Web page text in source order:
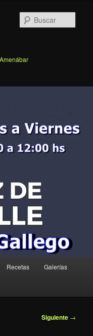
Recetas Galerías
Siguiente →